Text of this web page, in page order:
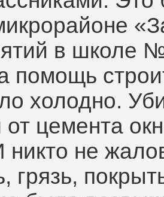
в школе
помощь
холодно.
цемента
не
грязь,